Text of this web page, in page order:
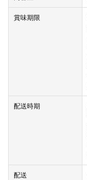
賞味期限
配送時期
配送